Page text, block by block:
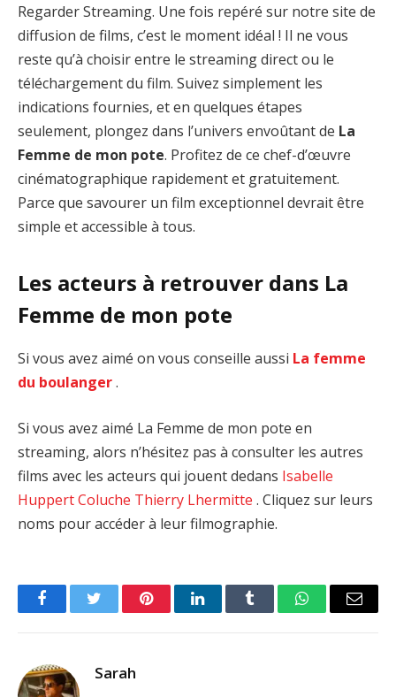
Regarder Streaming. Une fois repéré sur notre site de
diffusion de films, c’est le moment idéal ! Il ne vous
reste qu’à choisir entre le streaming direct ou le
téléchargement du film. Suivez simplement les
indications fournies, et en quelques étapes
seulement, plongez dans l’univers envoûtant de La
Femme de mon pote. Profitez de ce chef-d’œuvre
cinématographique rapidement et gratuitement.
Parce que savourer un film exceptionnel devrait être
simple et accessible à tous.
Les acteurs à retrouver dans La
Femme de mon pote
Si vous avez aimé on vous conseille aussi La femme
du boulanger.
Si vous avez aimé La Femme de mon pote en
streaming, alors n’hésitez pas à consulter les autres
films avec les acteurs qui jouent dedans Isabelle
HuppertColuche Thierry Lhermitte . Cliquez sur leurs
noms pour accéder à leur filmographie.
FacebookTwitter PinterestLinkedInTumblr WhatsAppEmail
Sarah